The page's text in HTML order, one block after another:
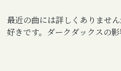
最近の曲には詳しくありませ
好きです。ダークダックスの